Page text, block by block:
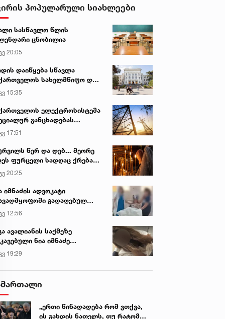
პოპულარული სიახლეები
სასწავლო წლის
ცნობილია
20:05
დაიწყება სწავლა
სახელმწიფო და
უნივერსიტეტებში
15:35
ელექტროსისტემა
განცხადებას
17:51
წერ და დებ... მეორე
ფურცელი სადღაც ქრება
სურვილი სრულდება...“ -
ტაძარი შიდა
20:25
იმნაძის ადვოკატი
გადაღებულ
ავრცელებს
12:56
ავალიანის საქმეზე
ნია იმნაძე
გადაჰყავთ
19:29
„ერთი წინადადება რომ ვთქვა,
ის გახდის ნათელს, თუ რატომ